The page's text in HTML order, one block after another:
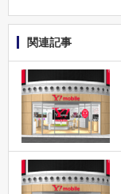
関連記事